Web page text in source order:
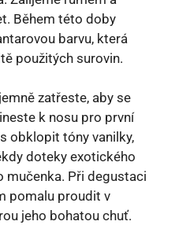
Během této doby
barvu, která
použitých surovin.
zatřeste, aby se
k nosu pro první
obklopit tóny vanilky,
doteky exotického
mučenka. Při degustaci
pomalu proudit v
jeho bohatou chuť.